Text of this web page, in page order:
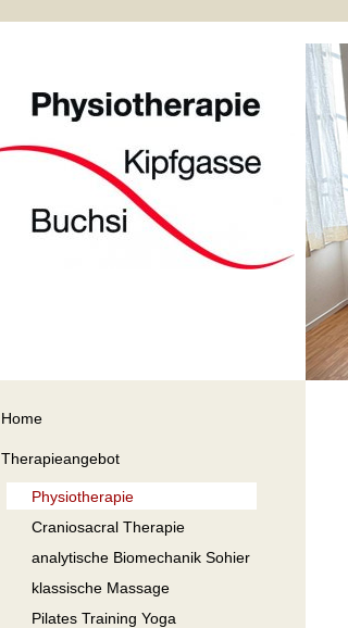
Home
Therapieangebot
Physiotherapie
Craniosacral Therapie
analytische Biomechanik Sohier
klassische Massage
Pilates Training Yoga